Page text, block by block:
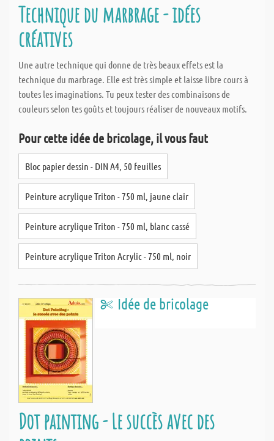
Technique du marbrage - idées
créatives
Une autre technique qui donne de très beaux effets est la
technique du marbrage. Elle est très simple et laisse libre cours à
toutes les imaginations. Tu peux tester des combinaisons de
couleurs selon tes goûts et toujours réaliser de nouveaux motifs.
Pour cette idée de bricolage, il vous faut
Bloc papier dessin - DIN A4, 50 feuilles
Peinture acrylique Triton - 750 ml, jaune clair
Peinture acrylique Triton - 750 ml, blanc cassé
Peinture acrylique Triton Acrylic - 750 ml, noir
Idée de bricolage
Dot painting - Le succès avec des